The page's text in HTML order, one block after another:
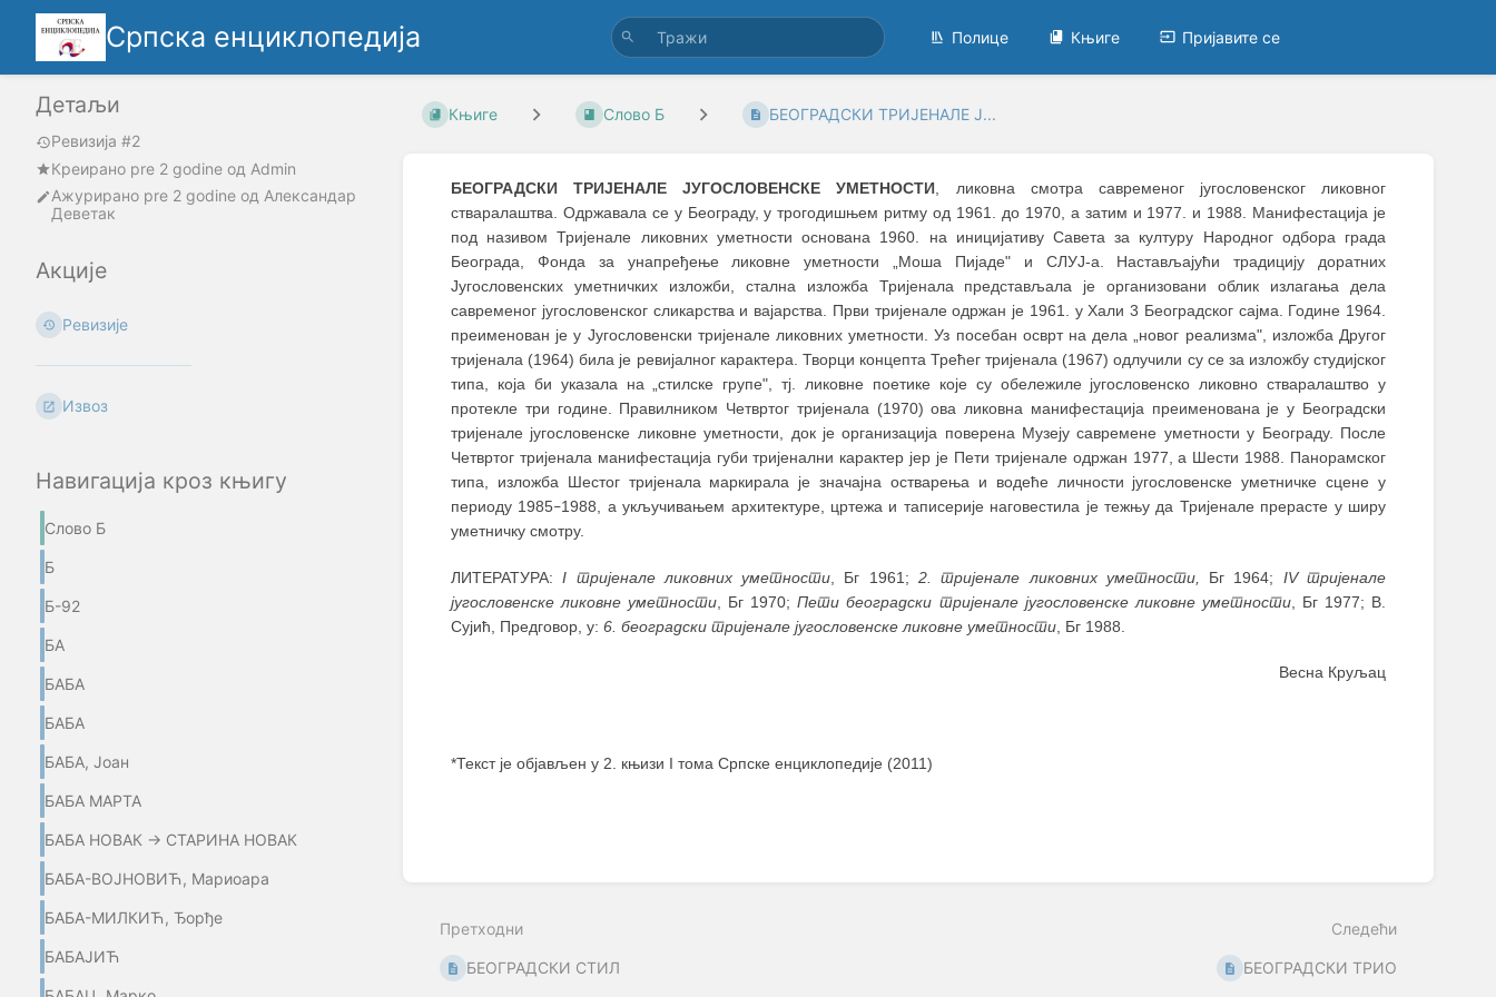
Српска енциклопедија Полице Књиге Пријавите се
Детаљи
Ревизија #2
Креирано pre 2 godine oд Admin
Ажурирано pre 2 godine од Александар
Деветак
Акције
Ревизије
Извоз
Навигација кроз књигу
Слово Б
Б
Б-92
БА
БАБА
БАБА
БАБА, Јоан
БАБА МАРТА
БАБА НОВАК → СТАРИНА НОВАК
БАБА-ВОЈНОВИЋ, Мариоара
БАБА-МИЛКИЋ, Ђорђе
БАБАЈИЋ
Књиге Слово Б БЕОГРАДСКИ ТРИЈЕНАЛЕ Ј...
БЕОГРАДСКИ ТРИЈЕНАЛЕ ЈУГОСЛОВЕНСКЕ УМЕТНОСТИ, ликовна смотра савременог југословенског ликовног
стваралаштва. Одржавала се у Београду, у трогодишњем ритму од 1961. до 1970, а затим и 1977. и 1988. Манифестација је
под називом Тријенале ликовних уметности основана 1960. на иницијативу Савета за културу Народног одбора града
Београда, Фонда за унапређење ликовне уметности „Моша Пијаде" и СЛУЈ-а. Настављајући традицију доратних
Југословенских уметничких изложби, стална изложба Тријенала представљала је организовани облик излагања дела
савременог југословенског сликарства и вајарства. Први тријенале одржан је 1961. у Хали 3 Београдског сајма. Године 1964.
преименован је у Југословенски тријенале ликовних уметности. Уз посебан осврт на дела „новог реализма", изложба Другог
тријенала (1964) била је ревијалног карактера. Творци концепта Трећег тријенала (1967) одлучили су се за изложбу студијског
типа, која би указала на „стилске групе", тј. ликовне поетике које су обележиле југословенско ликовно стваралаштво у
протекле три године. Правилником Четвртог тријенала (1970) ова ликовна манифестација преименована је у Београдски
тријенале југословенске ликовне уметности, док је организација поверена Музеју савремене уметности у Београду. После
Четвртог тријенала манифестација губи тријенални карактер јер је Пети тријенале одржан 1977, а Шести 1988. Панорамског
типа, изложба Шестог тријенала маркирала је значајна остварења и водеће личности југословенске уметничке сцене у
периоду 1985–1988, а укључивањем архитектуре, цртежа и таписерије наговестила је тежњу да Тријенале прерасте у ширу
уметничку смотру.
ЛИТЕРАТУРА:I тријенале ликовних уметности , Бг 1961;2. тријенале ликовних уметности, Бг 1964; IV тријенале
југословенске ликовне уметности , Бг 1970;Пети београдски тријенале југословенске ликовне уметности, Бг 1977; В.
Сујић, Предговор, у: 6. београдски тријенале југословенске ликовне уметности , Бг 1988.
Весна Круљац
*Текст је објављен у 2. књизи I тома Српске енциклопедије (2011)
Претходни
БЕОГРАДСКИ СТИЛ
Следећи
БЕОГРАДСКИ ТРИО